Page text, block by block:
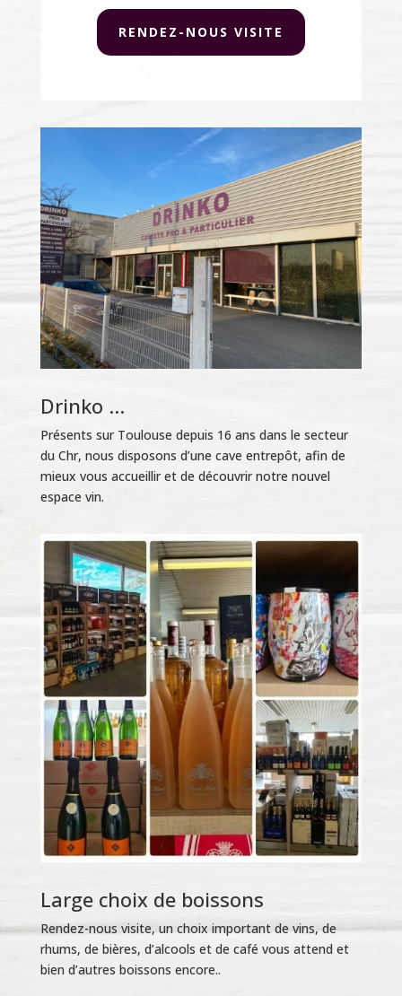
RENDEZ-NOUS VISITE
Drinko ...
Présents sur Toulouse depuis 16 ans dans le secteur
du Chr, nous disposons d’une cave entrepôt, afin de
mieux vous accueillir et de découvrir notre nouvel
espace vin.
Large choix de boissons
Rendez-nous visite, un choix important de vins, de
rhums, de bières, d’alcools et de café vous attend et
bien d’autres boissons encore..